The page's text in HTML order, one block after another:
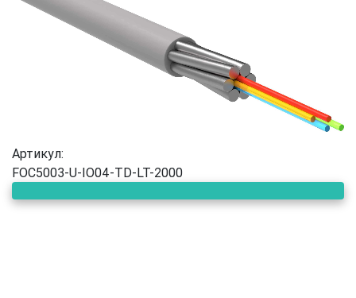
Артикул:
FOC5003-U-IO04-TD-LT-2000